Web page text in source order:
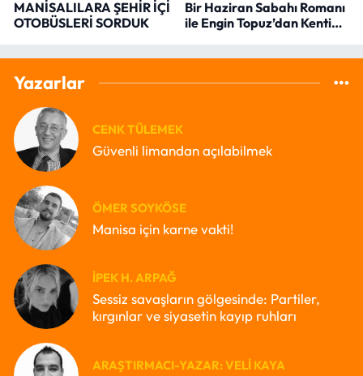
MANİSALILARA ŞEHİR İÇİ
OTOBÜSLERİ SORDUK
Bir Haziran Sabahı Romanı
ile Engin Topuz’dan Kenti
Yazarlar
CENK TÜLEMEK
Güvenli limandan açılabilmek
ÖMER SOYKÖSE
Manisa için karne vakti!
İPEK H. ARPAĞ
Sessiz savaşların gölgesinde: Partiler,
kırgınlar ve siyasetin kayıp ruhları
ARAŞTIRMACI-YAZAR: VELI KAYA